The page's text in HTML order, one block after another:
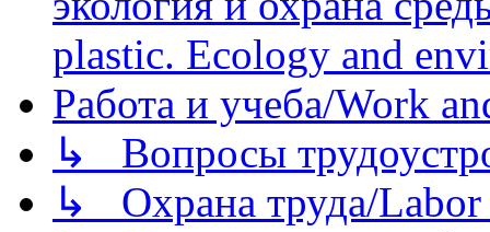
plastic. Ecology and
Работа и учеба/Work
↳ Вопросы
↳ Охрана труда/Labor